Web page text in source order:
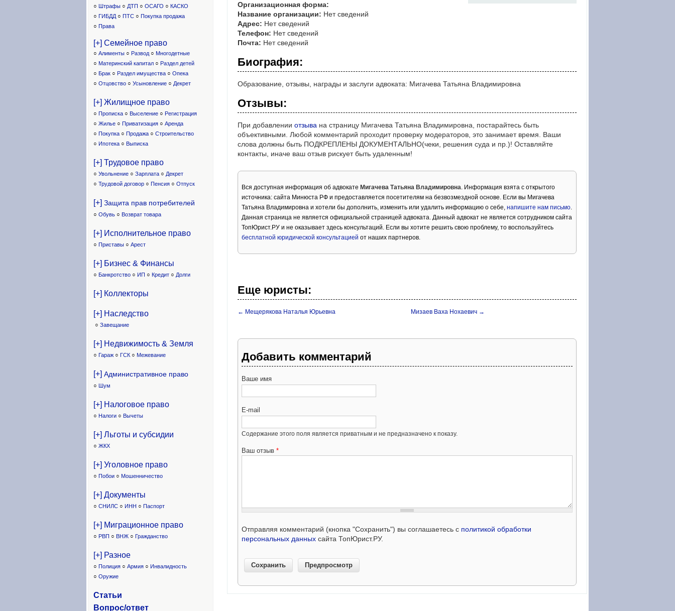
Организационная форма:
Название организации: Нет сведений
Адрес: Нет сведений
Телефон: Нет сведений
Почта: Нет сведений
Биография:
Образование, отзывы, награды и заслуги адвоката: Мигачева Татьяна Владимировна
Отзывы:
При добавлении отзыва на страницу Мигачева Татьяна Владимировна, постарайтесь быть
объективными. Любой комментарий проходит проверку модераторов, это занимает время. Ваши
слова должны быть ПОДКРЕПЛЕНЫ ДОКУМЕНТАЛЬНО(чеки, решения суда и пр.)! Оставляйте
контакты, иначе ваш отзыв рискует быть удаленным!
Вся доступная информация об адвокате Мигачева Татьяна Владимировна. Информация взята с открытого
источника: сайта Минюста РФ и предоставляется посетителям на безвозмездной основе. Если вы Мигачева
Татьяна Владимировна и хотели бы дополнить, изменить или удалить информацию о себе, напишите нам письмо.
Данная страница не является официальной страницей адвоката. Данный адвокат не является сотрудником сайта
ТопЮрист.РУ и не оказывает здесь консультаций. Если вы хотите решить свою проблему, то воспользуйтесь
бесплатной юридической консультацией от наших партнеров.
Еще юристы:
← Мещерякова Наталья Юрьевна Мизаев Ваха Нохаевич →
Добавить комментарий
Ваше имя
E-mail
Содержание этого поля является приватным и не предназначено к показу.
Ваш отзыв *
Отправляя комментарий (кнопка "Сохранить") вы соглашаетесь с политикой обработки
персональных данных сайта ТопЮрист.РУ.
○ Штрафы ○ ДТП ○ ОСАГО ○ КАСКО
○ ГИБДД ○ ПТС ○ Покупка продажа
○ Права
[+] Семейное право
○ Алименты ○ Развод ○ Многодетные
○ Материнский капитал ○ Раздел детей
○ Брак ○ Раздел имущества ○ Опека
○ Отцовство ○ Усыновление ○ Декрет
[+] Жилищное право
○ Прописка ○ Выселение ○ Регистрация
○ Жилье ○ Приватизация ○ Аренда
○ Покупка ○ Продажа ○ Строительство
○ Ипотека ○ Выписка
[+] Трудовое право
○ Увольнение ○ Зарплата ○ Декрет
○ Трудовой договор ○ Пенсия ○ Отпуск
[+] Защита прав потребителей
○ Обувь ○ Возврат товара
[+] Исполнительное право
○ Приставы ○ Арест
[+] Бизнес & Финансы
○ Банкротство ○ ИП ○ Кредит ○ Долги
[+] Коллекторы
[+] Наследство
○ Завещание
[+] Недвижимость & Земля
○ Гараж ○ ГСК ○ Межевание
[+] Административное право
○ Шум
[+] Налоговое право
○ Налоги ○ Вычеты
[+] Льготы и субсидии
○ ЖКХ
[+] Уголовное право
○ Побои ○ Мошенничество
[+] Документы
○ СНИЛС ○ ИНН ○ Паспорт
[+] Миграционное право
○ РВП ○ ВНЖ ○ Гражданство
[+] Разное
○ Полиция ○ Армия ○ Инвалидность
○ Оружие
Статьи
Вопрос/ответ